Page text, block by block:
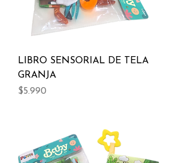
LIBRO SENSORIAL DE TELA
GRANJA
Precio
$5.990